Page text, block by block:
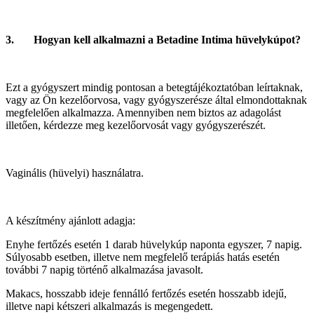
3. Hogyan kell alkalmazni a Betadine Intima hüvelykúpot?
Ezt a gyógyszert mindig pontosan a betegtájékoztatóban leírtaknak,
vagy az Ön kezelőorvosa, vagy gyógyszerésze által elmondottaknak
megfelelően alkalmazza. Amennyiben nem biztos az adagolást
illetően, kérdezze meg kezelőorvosát vagy gyógyszerészét.
Vaginális (hüvelyi) használatra.
A készítmény ajánlott adagja:
Enyhe fertőzés esetén 1 darab hüvelykúp naponta egyszer, 7 napig.
Súlyosabb esetben, illetve nem megfelelő terápiás hatás esetén
további 7 napig történő alkalmazása javasolt.
Makacs, hosszabb ideje fennálló fertőzés esetén hosszabb idejű,
illetve napi kétszeri alkalmazás is megengedett.